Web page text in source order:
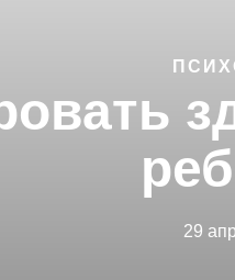
29